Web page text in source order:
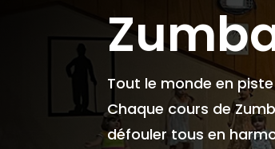
Tout le monde en
Chaque cours de
défouler tous en